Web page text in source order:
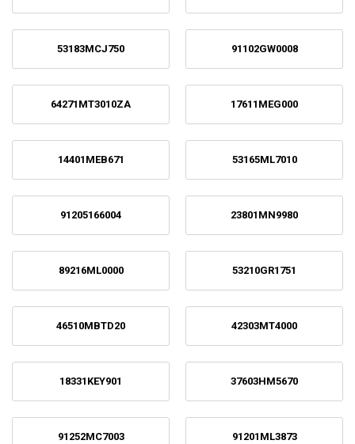
53183MCJ750 91102GW0008
64271MT3010ZA 17611MEG000
14401MEB671 53165ML7010
91205166004 23801MN9980
89216ML0000 53210GR1751
46510MBTD20 42303MT4000
18331KEY901 37603HM5670
91252MC7003 91201ML3873